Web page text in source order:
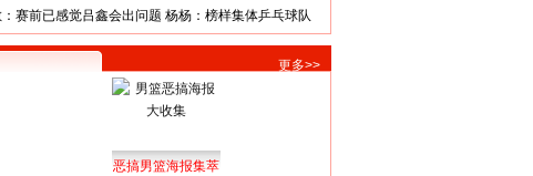
赛前已感觉吕鑫会出问题 杨杨：榜样集体乒乓球队
更多>>
恶搞男篮海报集萃